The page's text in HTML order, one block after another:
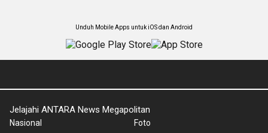
Unduh Mobile Apps untuk iOS dan Android
Jelajahi ANTARA News Megapolitan
Nasional
Foto